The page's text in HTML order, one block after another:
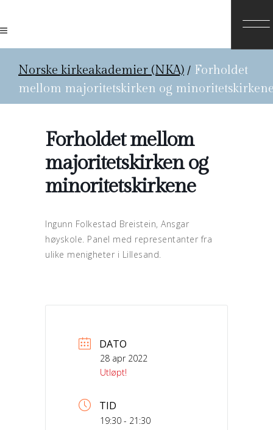
Norske kirkeakademier (NKA) / Forholdet
mellom majoritetskirken og
Forholdet mellom
majoritetskirken og
minoritetskirkene
Ingunn Folkestad Breistein, Ansgar
høyskole. Panel med representanter fra
ulike menigheter i Lillesand.
DATO
28 apr 2022
Utløpt!
TID
19:30 - 21:30